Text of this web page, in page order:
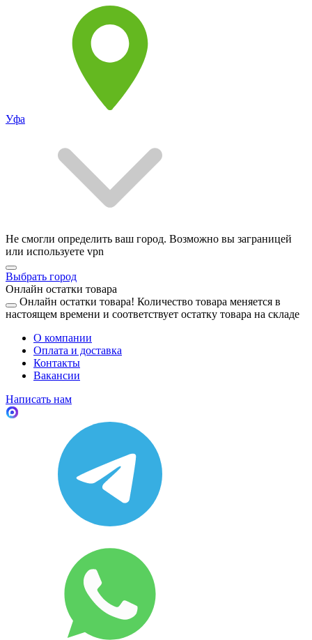
Уфа
Не смогли определить ваш город. Возможно вы заграницей
или используете vpn
Выбрать город
Онлайн остатки товара
Онлайн остатки товара! Количество товара меняется в
настоящем времени и соответствует остатку товара на складе
О компании
Оплата и доставка
Контакты
Вакансии
Написать нам